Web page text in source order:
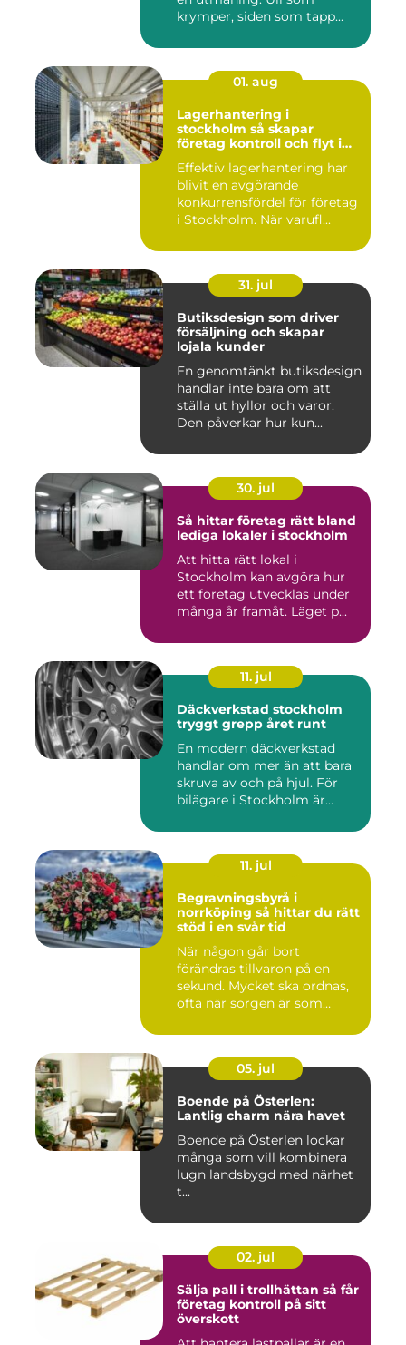
krymper, siden som tapp...
01. aug
Lagerhantering i
stockholm så skapar
företag kontroll och flyt i
Effektiv lagerhantering har
blivit en avgörande
konkurrensfördel för företag
i Stockholm. När varufl...
31. jul
Butiksdesign som driver
försäljning och skapar
lojala kunder
En genomtänkt butiksdesign
handlar inte bara om att
ställa ut hyllor och varor.
Den påverkar hur kun...
30. jul
Så hittar företag rätt bland
lediga lokaler i stockholm
Att hitta rätt lokal i
Stockholm kan avgöra hur
ett företag utvecklas under
många år framåt. Läget p...
11. jul
Däckverkstad stockholm
tryggt grepp året runt
En modern däckverkstad
handlar om mer än att bara
skruva av och på hjul. För
bilägare i Stockholm är...
11. jul
Begravningsbyrå i
norrköping så hittar du rätt
stöd i en svår tid
När någon går bort
förändras tillvaron på en
sekund. Mycket ska ordnas,
ofta när sorgen är som
05. jul
Boende på Österlen:
Lantlig charm nära havet
Boende på Österlen lockar
många som vill kombinera
lugn landsbygd med närhet
t...
02. jul
Sälja pall i trollhättan så får
företag kontroll på sitt
överskott